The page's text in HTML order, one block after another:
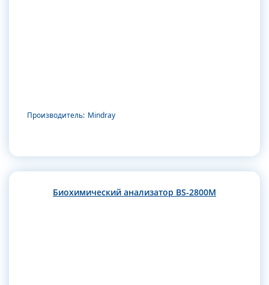
Производитель: Mindray
Биохимический анализатор BS-2800M